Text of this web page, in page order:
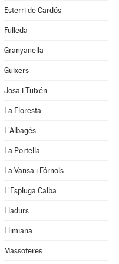
Esterri de Cardós
Fulleda
Granyanella
Guixers
Josa i Tuixén
La Floresta
L'Albagés
La Portella
La Vansa i Fórnols
L'Espluga Calba
Lladurs
Llimiana
Massoteres